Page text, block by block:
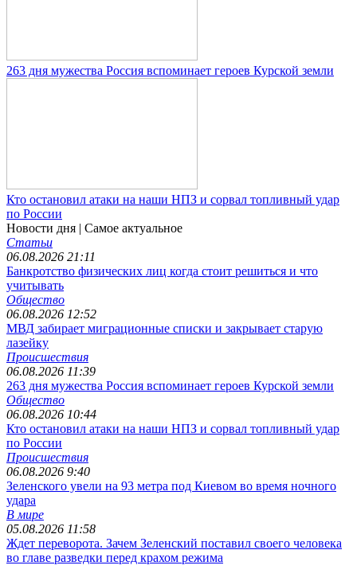
263 дня мужества Россия вспоминает героев Курской земли
Кто остановил атаки на наши НПЗ и сорвал топливный удар
по России
Новости дня | Самое актуальное
Статьи
06.08.2026 21:11
Банкротство физических лиц когда стоит решиться и что
учитывать
Общество
06.08.2026 12:52
МВД забирает миграционные списки и закрывает старую
лазейку
Происшествия
06.08.2026 11:39
263 дня мужества Россия вспоминает героев Курской земли
Общество
06.08.2026 10:44
Кто остановил атаки на наши НПЗ и сорвал топливный удар
по России
Происшествия
06.08.2026 9:40
Зеленского увели на 93 метра под Киевом во время ночного
удара
В мире
05.08.2026 11:58
Ждет переворота. Зачем Зеленский поставил своего человека
во главе разведки перед крахом режима